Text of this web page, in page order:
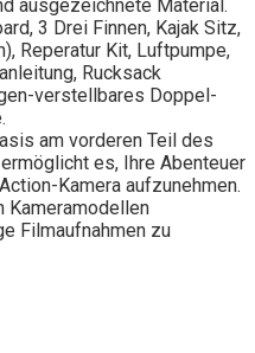
ausgezeichnete Material.
3 Drei Finnen, Kajak Sitz,
Reperatur Kit, Luftpumpe,
Rucksack
verstellbares Doppel-
am vorderen Teil des
es, Ihre Abenteuer
Kamera aufzunehmen.
Kameramodellen
Filmaufnahmen zu